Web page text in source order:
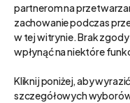
partnerom na
zachowanie podczas
w tej witrynie. Brak
wpłynąć na niektóre
Kliknij poniżej, aby
szczegółowych